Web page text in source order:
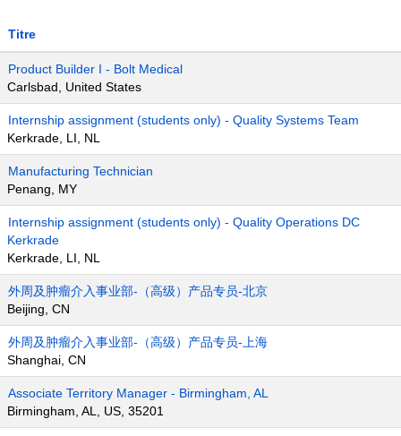
Titre
Product Builder I - Bolt Medical
Carlsbad, United States
Internship assignment (students only) - Quality Systems Team
Kerkrade, LI, NL
Manufacturing Technician
Penang, MY
Internship assignment (students only) - Quality Operations DC
Kerkrade
Kerkrade, LI, NL
外周及肿瘤介入事业部-（高级）产品专员-北京
Beijing, CN
外周及肿瘤介入事业部-（高级）产品专员-上海
Shanghai, CN
Associate Territory Manager - Birmingham, AL
Birmingham, AL, US, 35201